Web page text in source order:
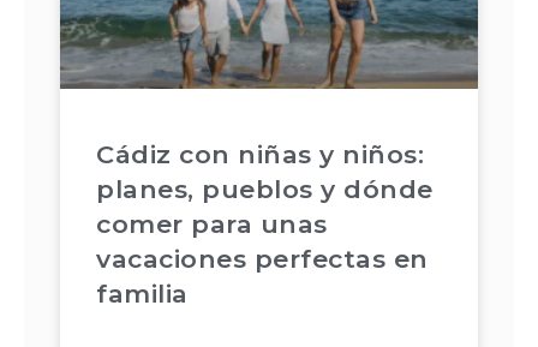
Cádiz con niñas y niños:
planes, pueblos y dónde
comer para unas
vacaciones perfectas en
familia